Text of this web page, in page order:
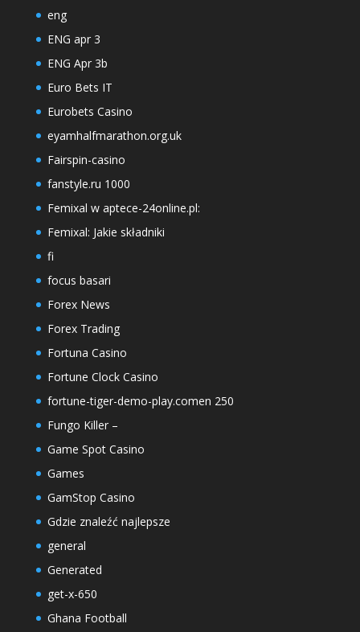
eng
ENG apr 3
ENG Apr 3b
Euro Bets IT
Eurobets Casino
eyamhalfmarathon.org.uk
Fairspin-casino
fanstyle.ru 1000
Femixal w aptece-24online.pl:
Femixal: Jakie składniki
fi
focus basari
Forex News
Forex Trading
Fortuna Casino
Fortune Clock Casino
fortune-tiger-demo-play.comen 250
Fungo Killer –
Game Spot Casino
Games
GamStop Casino
Gdzie znaleźć najlepsze
general
Generated
get-x-650
Ghana Football